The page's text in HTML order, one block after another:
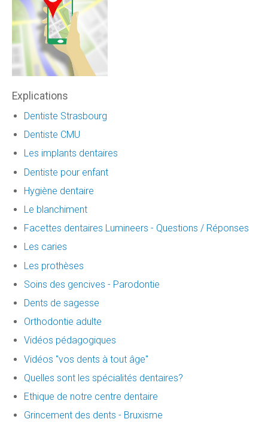
Explications
Dentiste Strasbourg
Dentiste CMU
Les implants dentaires
Dentiste pour enfant
Hygiène dentaire
Le blanchiment
Facettes dentaires Lumineers - Questions / Réponses
Les caries
Les prothèses
Soins des gencives - Parodontie
Dents de sagesse
Orthodontie adulte
Vidéos pédagogiques
Vidéos "vos dents à tout âge"
Quelles sont les spécialités dentaires?
Ethique de notre centre dentaire
Grincement des dents - Bruxisme